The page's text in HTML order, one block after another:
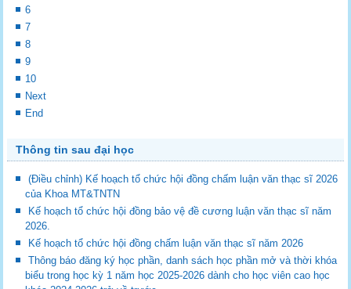
6
7
8
9
10
Next
End
Thông tin sau đại học
(Điều chỉnh) Kế hoạch tổ chức hội đồng chấm luận văn thạc sĩ 2026
của Khoa MT&TNTN
Kế hoạch tổ chức hội đồng bảo vệ đề cương luận văn thạc sĩ năm
2026.
Kế hoạch tổ chức hội đồng chấm luận văn thạc sĩ năm 2026
Thông báo đăng ký học phần, danh sách học phần mở và thời khóa
biểu trong học kỳ 1 năm học 2025-2026 dành cho học viên cao học